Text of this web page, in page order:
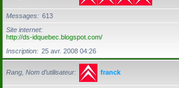
Messages
613
Site internet
http://ds-idquebec.blogspot.com/
Inscription
25 avr. 2008 04:26
Rang, Nom d’utilisateur franck